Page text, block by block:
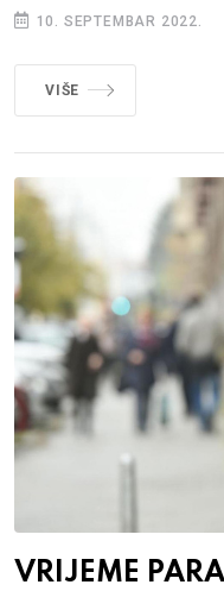
10. SEPTEMBAR 2022.
VIŠE
VRIJEME